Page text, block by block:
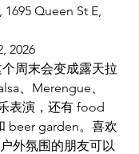
Queen St E,
2026
周末会变成露天拉
、Merengue、
表演，还有 food
beer garden。喜欢
外氛围的朋友可以